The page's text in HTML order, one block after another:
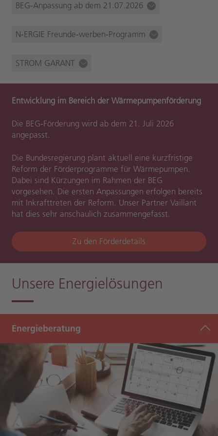
BEG-Anpassung ab dem 21.07.2026
N‑ERGIE Freunde-werben-Programm
STROM GARANT
Entwicklung im Bereich der Wärmepumpenförderung
Die BEG-Förderung wird ab dem 21. Juli 2026
angepasst.
Die Bundesregierung plant aktuell eine kurzfristige
Reform der Förderprogramme für Wärmepumpen.
Dabei sind Kürzungen im Rahmen der BEG
vorgesehen. Die ersten Anpassungen erfolgen bereits
mit Inkrafttreten der Reform. Unser Partner Vaillant
hat dies sehr anschaulich zusammengefasst.
Zu den Förderdetails
Unsere Energielösungen
Energieberatung